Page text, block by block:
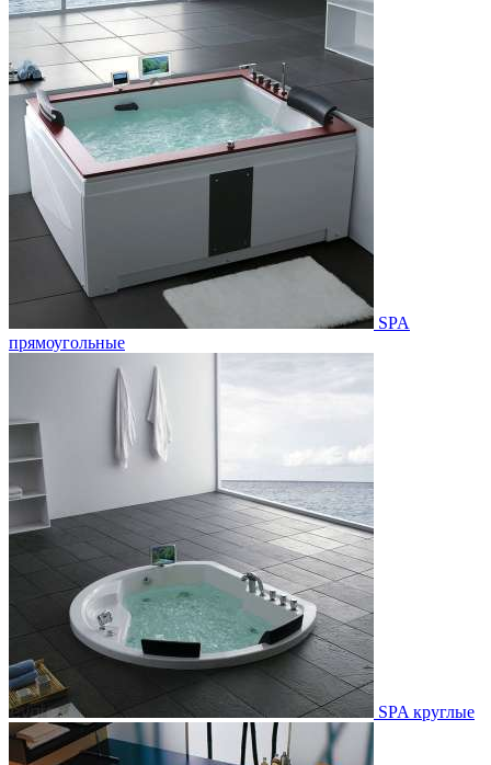
SPA
прямоугольные
SPA круглые